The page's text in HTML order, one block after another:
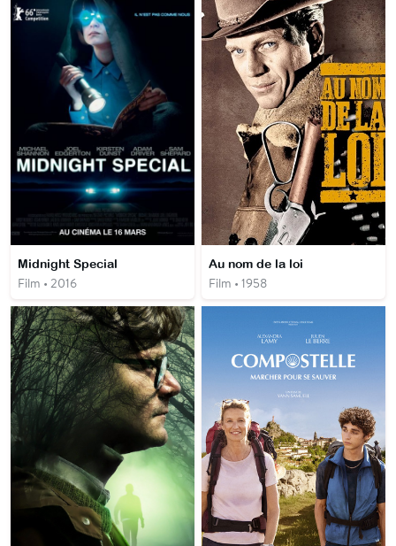
Midnight Special
Film • 2016
Au nom de la loi
Film • 1958